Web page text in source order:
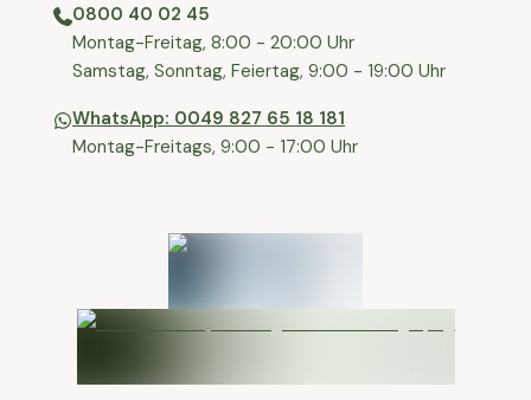
0800 40 02 45
⁠Montag-Freitag, 8:00 - 20:00 Uhr
⁠Samstag, Sonntag, Feiertag, 9:00 - 19:00 Uhr
WhatsApp: 0049 827 65 18 181
Montag-Freitags, 9:00 - 17:00 Uhr